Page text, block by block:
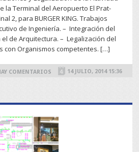
la Terminal del Aeropuerto El Prat-
2, para BURGER KING. Trabajos
de Ingeniería. – Integración del
de Arquitectura. – Legalización del
con Organismos competentes. […]
COMENTARIOS 14 JULIO, 2014 15:36